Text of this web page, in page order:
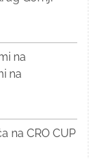
na
na
na CRO CUP